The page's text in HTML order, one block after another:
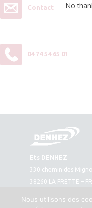
Contact
04 74 54 65 01
Ets DENHEZ
330 chemin des
38260 LA FRETTE –
Tél. : 04 74 54 65 01
No
Nous utilisons des